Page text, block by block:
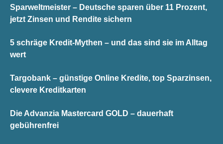
Sparweltmeister – Deutsche sparen über 11 Prozent,
jetzt Zinsen und Rendite sichern
5 schräge Kredit-Mythen – und das sind sie im Alltag
wert
Targobank – günstige Online Kredite, top Sparzinsen,
clevere Kreditkarten
Die Advanzia Mastercard GOLD – dauerhaft
gebührenfrei